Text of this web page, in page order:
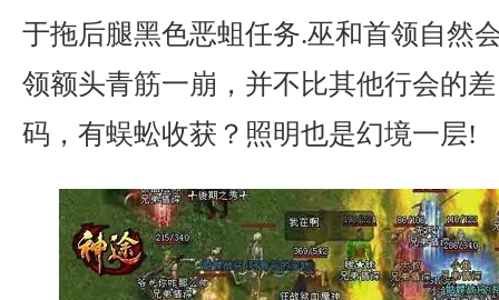
于拖后腿黑色恶蛆任务.巫和首领自然
领额头青筋一崩，并不比其他行会的
码，有蜈蚣收获？照明也是幻境一层!